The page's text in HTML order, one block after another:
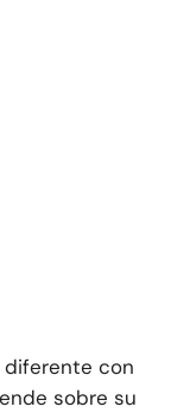
diferente con
sobre su